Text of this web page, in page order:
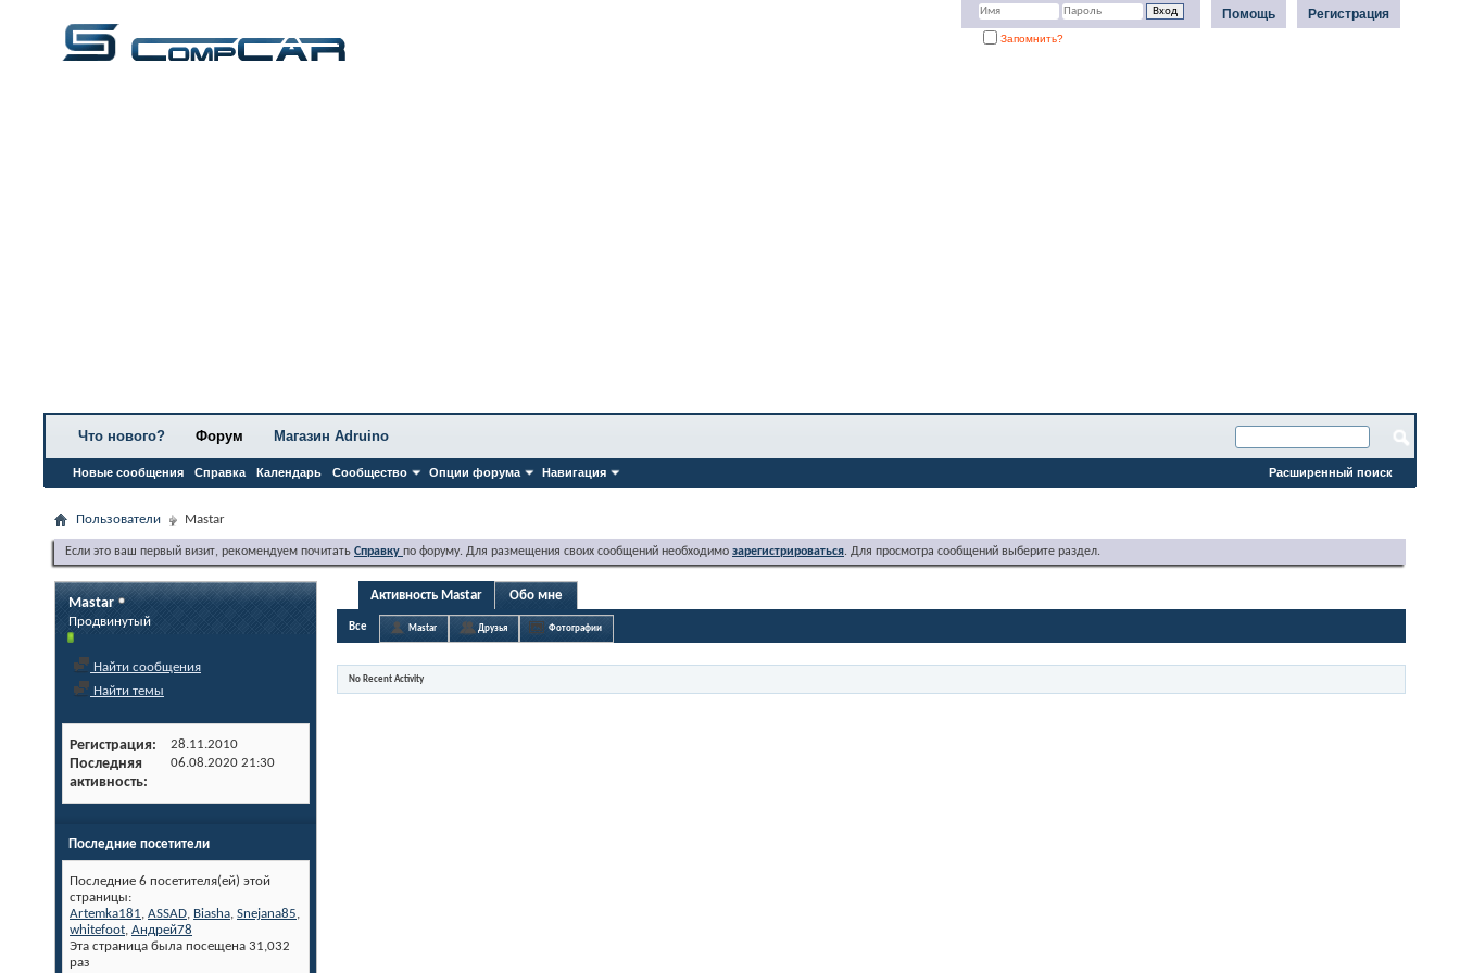
Регистрация
Помощь
Запомнить?
Что нового? Форум
Новые сообщения Справка Календарь Сообщество Опции форума Навигация
Магазин Adruino
Расширенный поиск
Пользователи Mastar
Если это ваш первый визит, рекомендуем почитать Справку по форуму. Для размещения своих сообщений необходимо зарегистрироваться. Для просмотра сообщений выберите раздел.
Mastar
Продвинутый
Найти сообщения
Найти темы
Регистрация 28.11.2010
Последняя
активность
06.08.2020 21:30
Последние посетители
Последние 6 посетителя(ей) этой
страницы:
Artemka181, ASSAD, Biasha, Snejana85,
whitefoot, Андрей78
Эта страница была посещена 31,032
раз
Активность Mastar Обо мне
Все Mastar Друзья Фотографии
No Recent Activity